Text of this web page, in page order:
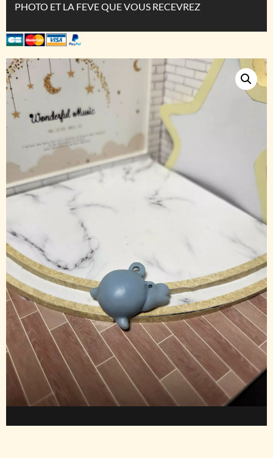
PHOTO ET LA FEVE QUE VOUS RECEVREZ